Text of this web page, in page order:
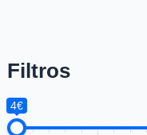
Filtros
4€